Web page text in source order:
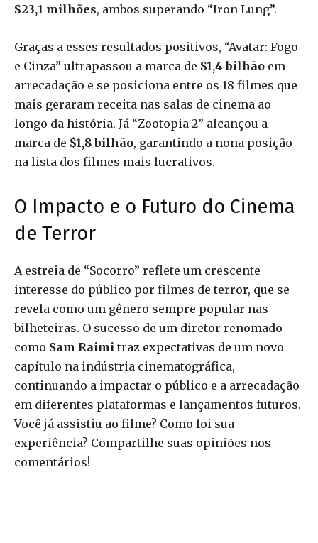
$23,1 milhões, ambos superando “Iron Lung”.
Graças a esses resultados positivos, “Avatar: Fogo
e Cinza” ultrapassou a marca de $1,4 bilhão em
arrecadação e se posiciona entre os 18 filmes que
mais geraram receita nas salas de cinema ao
longo da história. Já “Zootopia 2” alcançou a
marca de $1,8 bilhão, garantindo a nona posição
na lista dos filmes mais lucrativos.
O Impacto e o Futuro do Cinema
de Terror
A estreia de “Socorro” reflete um crescente
interesse do público por filmes de terror, que se
revela como um gênero sempre popular nas
bilheteiras. O sucesso de um diretor renomado
como Sam Raimi traz expectativas de um novo
capítulo na indústria cinematográfica,
continuando a impactar o público e a arrecadação
em diferentes plataformas e lançamentos futuros.
Você já assistiu ao filme? Como foi sua
experiência? Compartilhe suas opiniões nos
comentários!